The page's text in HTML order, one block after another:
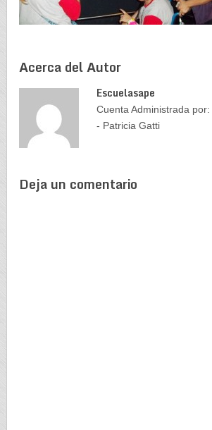
Acerca del Autor
Escuelasape
Cuenta Administrada
- Patricia Gatti
Deja un comentario